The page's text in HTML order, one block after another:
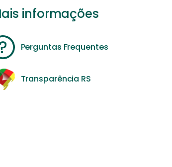
informações
Perguntas Frequentes
Transparência RS